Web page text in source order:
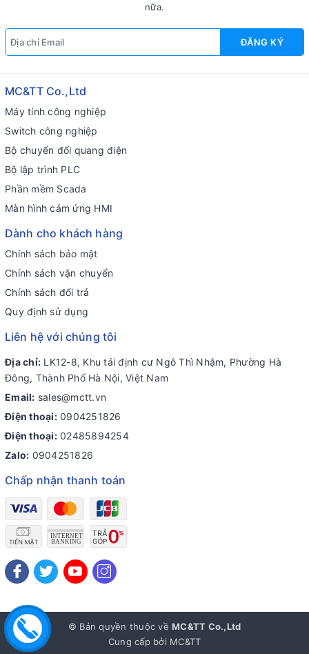
nữa.
ĐĂNG KÝ
MC&TT Co.,Ltd
Máy tính công nghiệp
Switch công nghiệp
Bộ chuyển đổi quang điện
Bộ lập trình PLC
Phần mềm Scada
Màn hình cảm ứng HMI
Dành cho khách hàng
Chính sách bảo mật
Chính sách vận chuyển
Chính sách đổi trả
Quy định sử dụng
Liên hệ với chúng tôi
Địa chỉ: LK12-8, Khu tái định cư Ngô Thì Nhậm, Phường Hà
Đông, Thành Phố Hà Nội, Việt Nam
Email: sales@mctt.vn
Điện thoại: 0904251826
Điện thoại: 02485894254
Zalo: 0904251826
Chấp nhận thanh toán
© Bản quyền thuộc về MC&TT Co.,Ltd
Cung cấp bởi MC&TT